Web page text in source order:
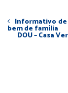
Informativo de
bem de família
DOU – Casa